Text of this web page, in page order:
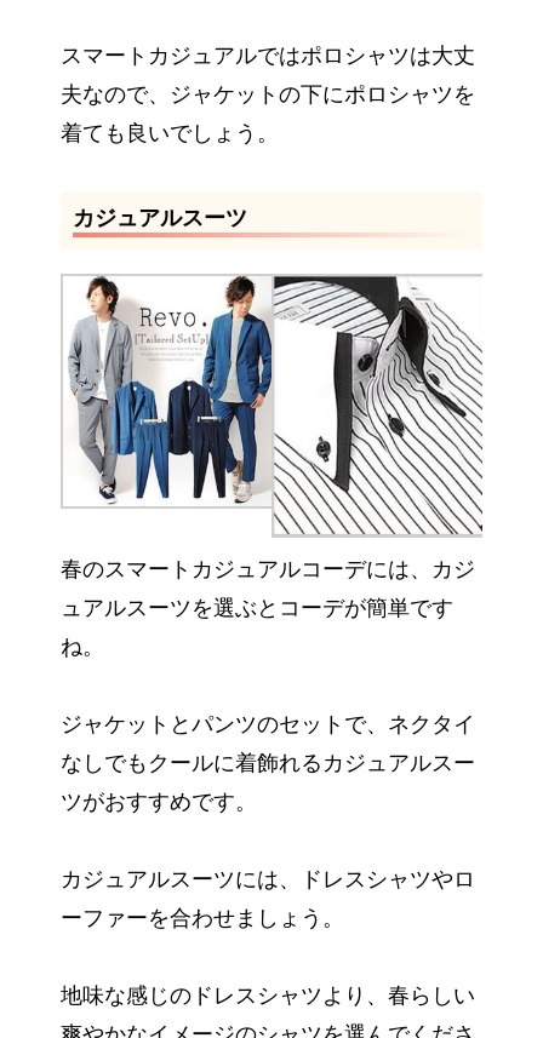
スマートカジュアルではポロシャツは大丈
夫なので、ジャケットの下にポロシャツを
着ても良いでしょう。
カジュアルスーツ
春のスマートカジュアルコーデには、カジ
ュアルスーツを選ぶとコーデが簡単です
ね。
ジャケットとパンツのセットで、ネクタイ
なしでもクールに着飾れるカジュアルスー
ツがおすすめです。
カジュアルスーツには、ドレスシャツやロ
ーファーを合わせましょう。
地味な感じのドレスシャツより、春らしい